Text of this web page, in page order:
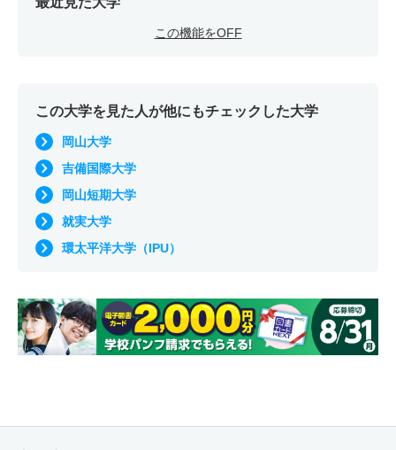
この機能をOFF
この大学を見た人が他にもチェックした大学
岡山大学
吉備国際大学
岡山短期大学
就実大学
環太平洋大学（IPU）